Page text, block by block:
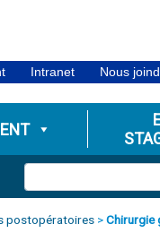
Intranet Nous
postopératoires >Chirurgie